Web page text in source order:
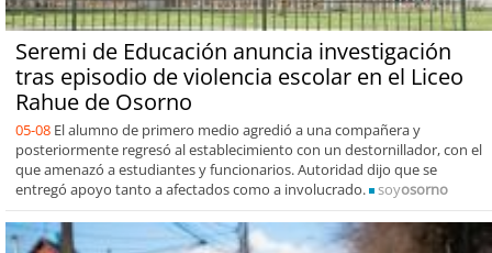
Seremi de Educación anuncia investigación
tras episodio de violencia escolar en el Liceo
Rahue de Osorno
05-08 El alumno de primero medio agredió a una compañera y
posteriormente regresó al establecimiento con un destornillador, con el
que amenazó a estudiantes y funcionarios. Autoridad dijo que se
entregó apoyo tanto a afectados como a involucrado.
soyosorno